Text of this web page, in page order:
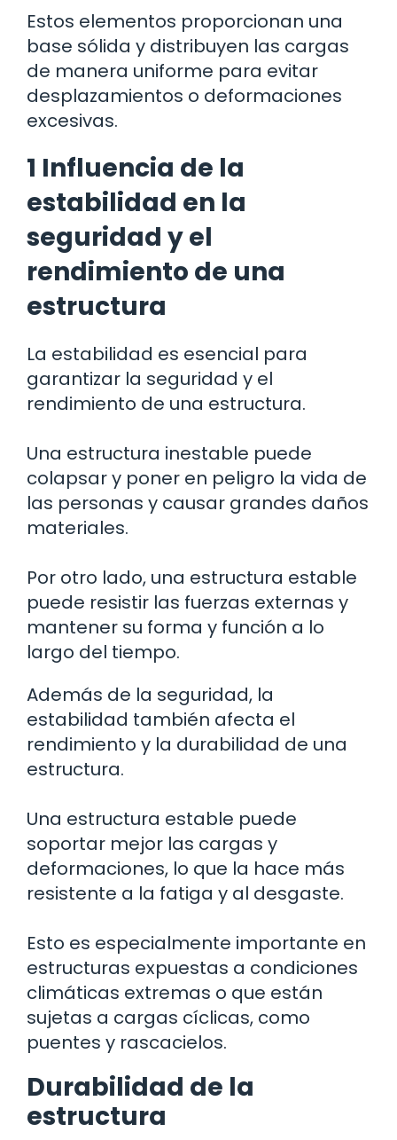
Estos elementos proporcionan una
base sólida y distribuyen las cargas
de manera uniforme para evitar
desplazamientos o deformaciones
excesivas.
1 Influencia de la
estabilidad en la
seguridad y el
rendimiento de una
estructura
La estabilidad es esencial para
garantizar la seguridad y el
rendimiento de una estructura.
Una estructura inestable puede
colapsar y poner en peligro la vida de
las personas y causar grandes daños
materiales.
Por otro lado, una estructura estable
puede resistir las fuerzas externas y
mantener su forma y función a lo
largo del tiempo.
Además de la seguridad, la
estabilidad también afecta el
rendimiento y la durabilidad de una
estructura.
Una estructura estable puede
soportar mejor las cargas y
deformaciones, lo que la hace más
resistente a la fatiga y al desgaste.
Esto es especialmente importante en
estructuras expuestas a condiciones
climáticas extremas o que están
sujetas a cargas cíclicas, como
puentes y rascacielos.
Durabilidad de la
estructura